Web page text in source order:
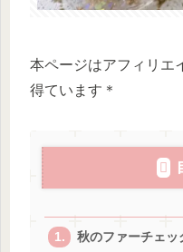
本ページはアフィリエ
得ています＊
秋のファーチェッ